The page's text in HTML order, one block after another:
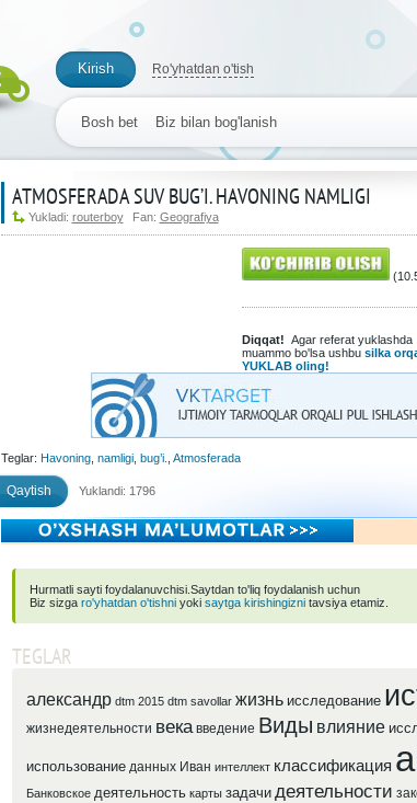
Kirish Ro'yhatdan o'tish
Bosh bet Biz bilan bog'lanish
ATMOSFERADA SUV BUG’I. HAVONING NAMLIGI
Yukladi: routerboy Fan: Geografiya
Diqqat! Agar referat yuklashda
muammo bo'lsa ushbu silka
YUKLAB oling!
Teglar: Havoning, namligi, bug’i. Atmosferada
Qaytish Yuklandi: 1796
Hurmatli sayti foydalanuvchisi.Saytdan to'liq foydalanish uchun
Biz sizga ro'yhatdan o'tishniyoki saytga kirishingiznitavsiya etamiz.
TEGLAR
александр dtm 2015 dtm savollar жизнь исследование
жизнедеятельности века введение Виды влияние
использование данных Иван интеллект классификация
Банковское деятельность карты задачи деятельности